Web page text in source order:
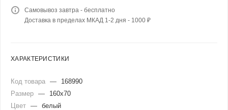
Самовывоз завтра - бесплатно
Доставка в пределах МКАД 1-2 дня - 1000 ₽
ХАРАКТЕРИСТИКИ
Код товара —
168990
Размер —
160x70
Цвет — белый